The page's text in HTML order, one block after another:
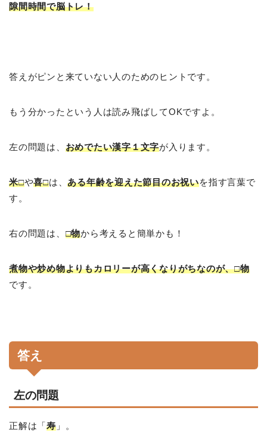
隙間時間で脳トレ！
答えがピンと来ていない人のためのヒントです。
もう分かったという人は読み飛ばしてOKですよ。
左の問題は、 おめでたい漢字１文字が入ります。
米□や喜□は、ある年齢を迎えた節目のお祝いを指す言葉で
す。
右の問題は、 □物から考えると簡単かも！
煮物や炒め物よりもカロリーが高くなりがちなのが、□物
です。
答え
左の問題
正解は「寿」。